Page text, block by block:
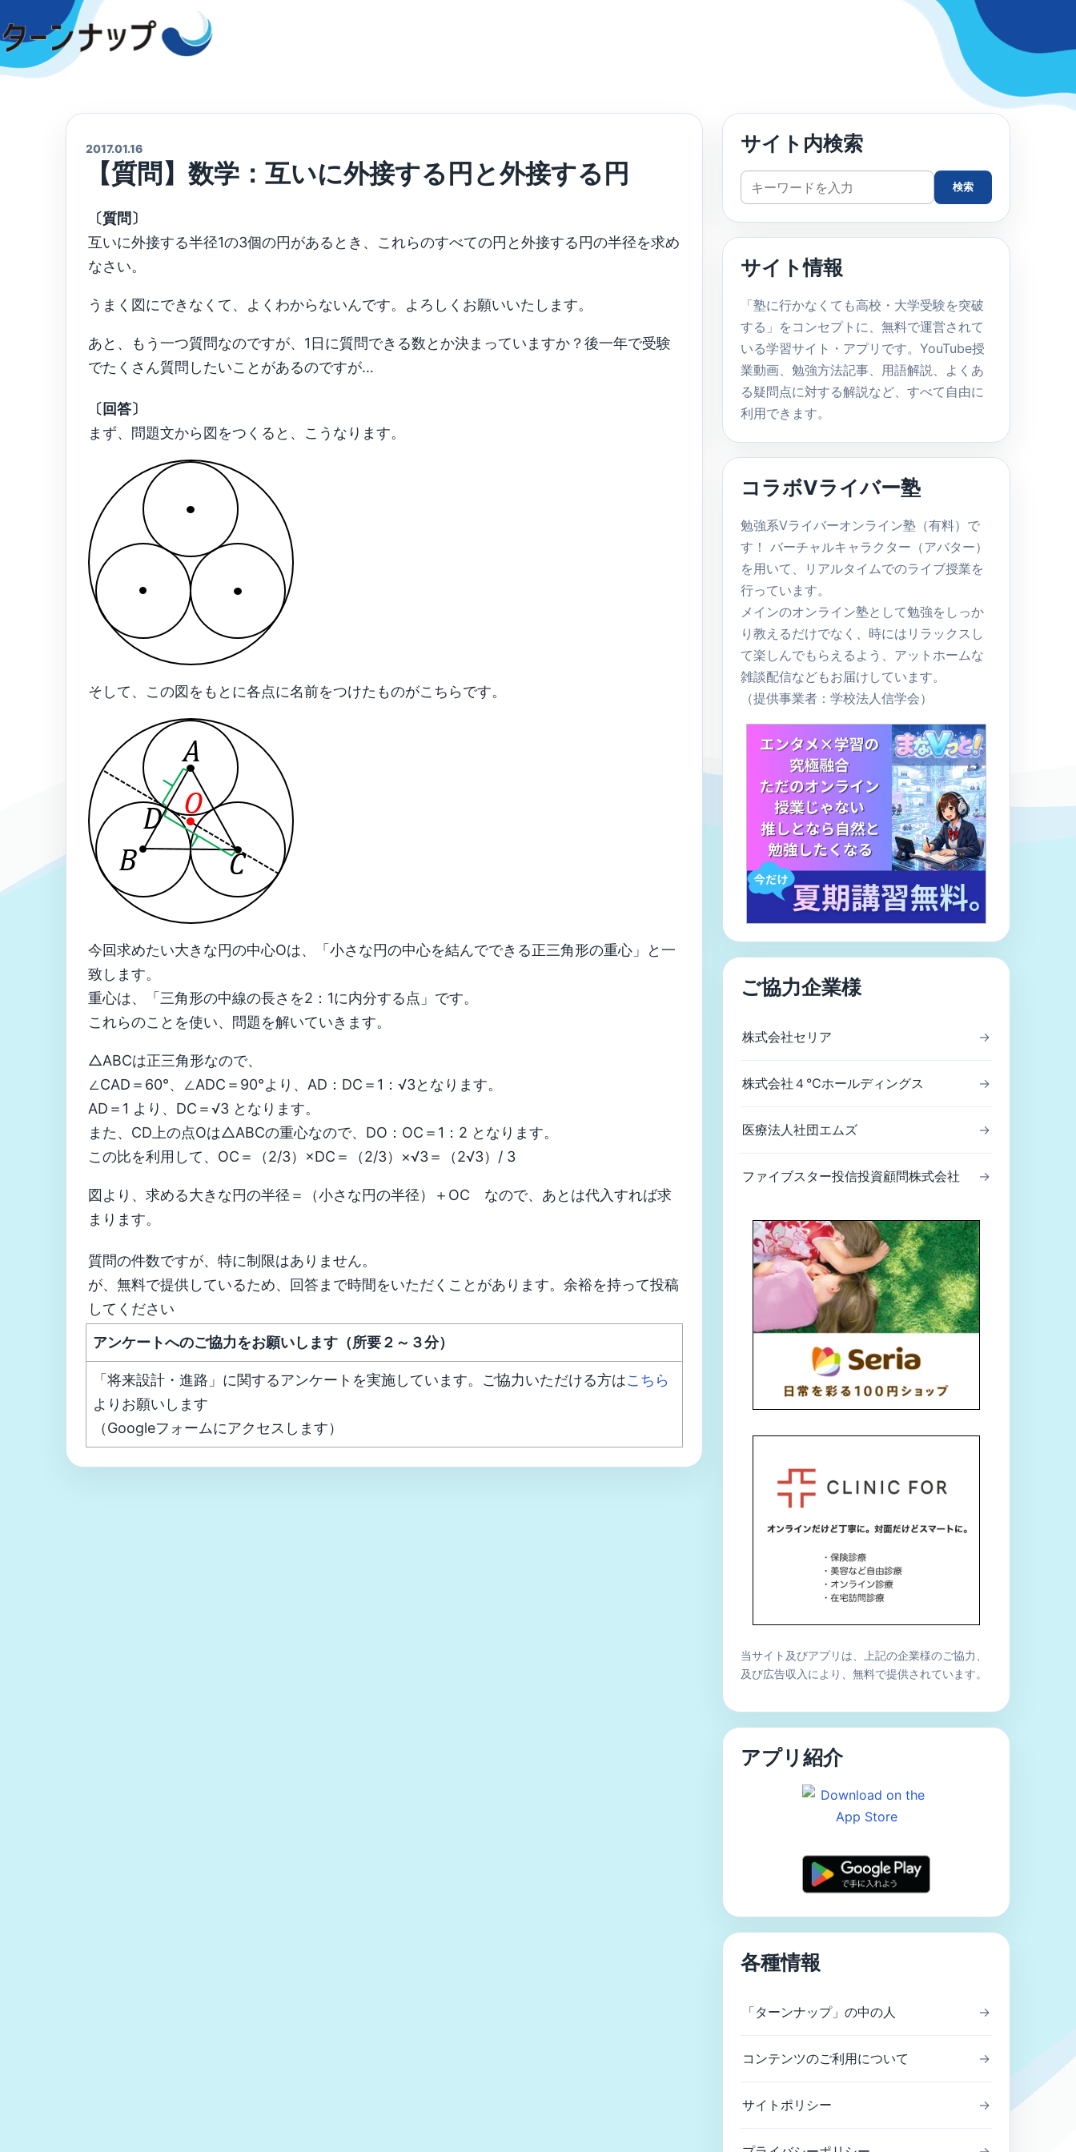
to
content
2017.01.16
【質問】数学：互いに外接する円と外接する円
〔質問〕
互いに外接する半径1の3個の円があるとき、これらのすべての円と外接する円の半径を求め
なさい。
うまく図にできなくて、よくわからないんです。よろしくお願いいたします。
あと、もう一つ質問なのですが、1日に質問できる数とか決まっていますか？後一年で受験
でたくさん質問したいことがあるのですが…
〔回答〕
まず、問題文から図をつくると、こうなります。
そして、この図をもとに各点に名前をつけたものがこちらです。
今回求めたい大きな円の中心Oは、「小さな円の中心を結んでできる正三角形の重心」と一
致します。
重心は、「三角形の中線の長さを2：1に内分する点」です。
これらのことを使い、問題を解いていきます。
△ABCは正三角形なので、
∠CAD＝60°、∠ADC＝90°より、AD：DC＝1：√3となります。
AD＝1 より、DC＝√3 となります。
また、CD上の点Oは△ABCの重心なので、DO：OC＝1：2 となります。
この比を利用して、OC＝（2/3）×DC＝（2/3）×√3＝（2√3）/ 3
図より、求める大きな円の半径＝（小さな円の半径）＋OC なので、あとは代入すれば求
まります。
質問の件数ですが、特に制限はありません。
が、無料で提供しているため、回答まで時間をいただくことがあります。余裕を持って投稿
してください
アンケートへのご協力をお願いします（所要２～３分）
「将来設計・進路」に関するアンケートを実施しています。ご協力いただける方はこちら
よりお願いします
（Googleフォームにアクセスします）
サイト内検索
サ
イ
ト
検
検索
サイト情報
「塾に行かなくても高校・大学受験を突破
する」をコンセプトに、無料で運営されて
いる学習サイト・アプリです。YouTube授
業動画、勉強方法記事、用語解説、よくあ
る疑問点に対する解説など、すべて自由に
利用できます。
コラボVライバー塾
勉強系Vライバーオンライン塾（有料）で
す！ バーチャルキャラクター（アバター）
を用いて、リアルタイムでのライブ授業を
行っています。
メインのオンライン塾として勉強をしっか
り教えるだけでなく、時にはリラックスし
て楽しんでもらえるよう、アットホームな
雑談配信などもお届けしています。
（提供事業者：学校法人信学会）
ご協力企業様
株式会社セリア →
株式会社４℃ホールディングス →
医療法人社団エムズ →
ファイブスター投信投資顧問株式会社 →
当サイト及びアプリは、上記の企業様のご協力、
及び広告収入により、無料で提供されています。
アプリ紹介
各種情報
「ターンナップ」の中の人 →
コンテンツのご利用について →
サイトポリシー →